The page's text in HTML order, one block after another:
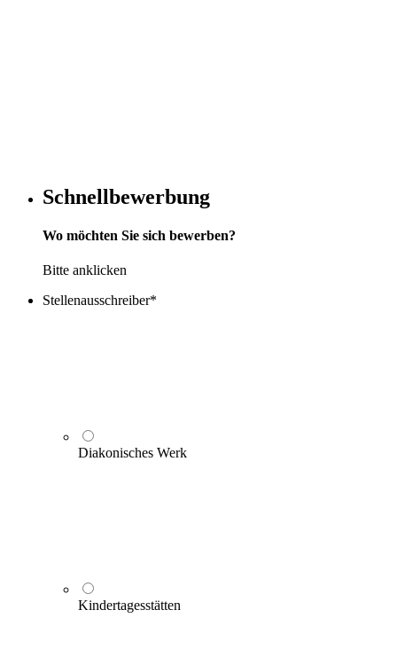
Schnellbewerbung
Wo möchten Sie sich bewerben?
Bitte anklicken
Stellenausschreiber*
Diakonisches Werk
Kindertagesstätten